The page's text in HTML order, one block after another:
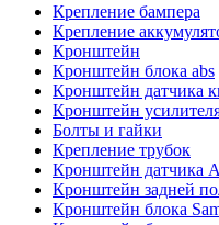
Крепление бампера
Крепление
Кронштейн
Кронштейн блока abs
Кронштейн датчика
Кронштейн
Болты и гайки
Крепление трубок
Кронштейн датчика
Кронштейн задней
Кронштейн блока